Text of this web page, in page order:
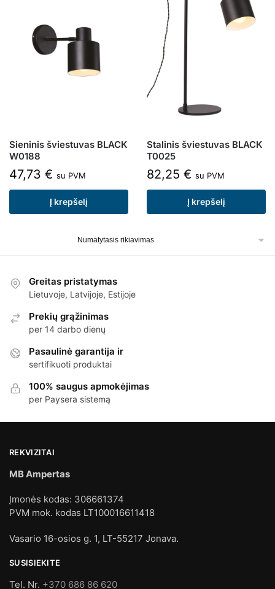
Sieninis šviestuvas BLACK
W0188
47,73 € su PVM
Į krepšelį
Stalinis šviestuvas BLACK
T0025
82,25 € su PVM
Į krepšelį
Greitas pristatymas
Lietuvoje, Latvijoje, Estijoje
Prekių grąžinimas
per 14 darbo dienų
Pasaulinė garantija ir
sertifikuoti produktai
100% saugus apmokėjimas
per Paysera sistemą
REKVIZITAI
MB Ampertas
Įmonės kodas: 306661374
PVM mok. kodas LT100016611418
Vasario 16-osios g. 1, LT-55217 Jonava.
SUSISIEKITE
Tel. Nr. +370 686 86 620